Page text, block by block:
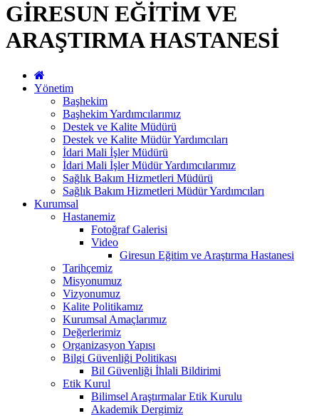
GİRESUN EĞİTİM VE
ARAŞTIRMA HASTANESİ
Yönetim
Başhekim
Başhekim Yardımcılarımız
Destek ve Kalite Müdürü
Destek ve Kalite Müdür Yardımcıları
İdari Mali İşler Müdürü
İdari Mali İşler Müdür Yardımcılarımız
Sağlık Bakım Hizmetleri Müdürü
Sağlık Bakım Hizmetleri Müdür Yardımcıları
Kurumsal
Hastanemiz
Fotoğraf Galerisi
Video
Giresun Eğitim ve Araştırma Hastanesi
Tarihçemiz
Misyonumuz
Vizyonumuz
Kalite Politikamız
Kurumsal Amaçlarımız
Değerlerimiz
Organizasyon Yapısı
Bilgi Güvenliği Politikası
Bil Güvenliği İhlali Bildirimi
Etik Kurul
Bilimsel Araştırmalar Etik Kurulu
Akademik Dergimiz